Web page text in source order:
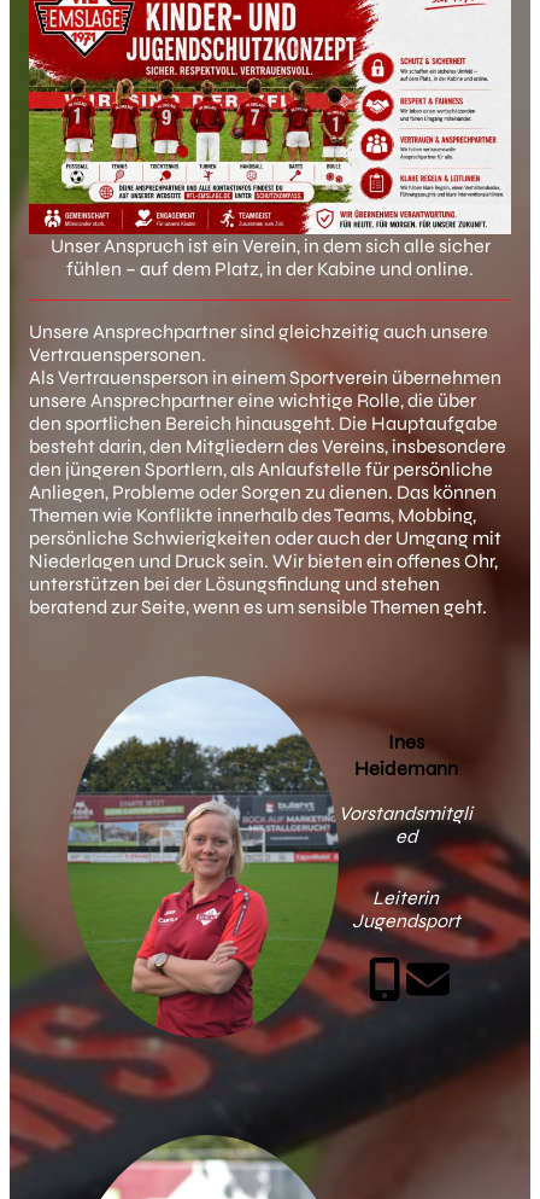
Unser Anspruch ist ein Verein, in dem sich alle sicher
fühlen – auf dem Platz, in der Kabine und online.
Unsere Ansprechpartner sind gleichzeitig auch unsere
Vertrauenspersonen.
Als Vertrauensperson in einem Sportverein übernehmen
unsere Ansprechpartner eine wichtige Rolle, die über
den sportlichen Bereich hinausgeht. Die Hauptaufgabe
besteht darin, den Mitgliedern des Vereins, insbesondere
den jüngeren Sportlern, als Anlaufstelle für persönliche
Anliegen, Probleme oder Sorgen zu dienen. Das können
Themen wie Konflikte innerhalb des Teams, Mobbing,
persönliche Schwierigkeiten oder auch der Umgang mit
Niederlagen und Druck sein. Wir bieten ein offenes Ohr,
unterstützen bei der Lösungsfindung und stehen
beratend zur Seite, wenn es um sensible Themen geht.
Ines
Heidemann
Vorstandsmitgli
ed
Leiterin
Jugendsport